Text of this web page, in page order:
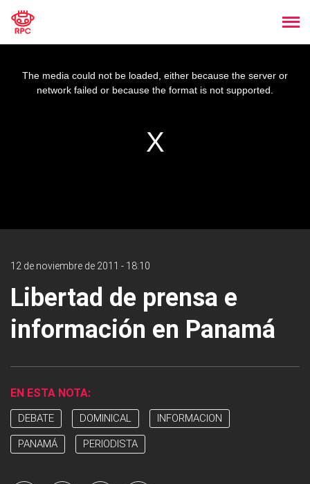
The media could not be loaded, either because the server or
network failed or because the format is not supported.
12 de noviembre de 2011 - 18:10
Libertad de prensa e
información en Panamá
EN ESTA NOTA:
DEBATE DOMINICAL INFORMACION
PANAMÁ PERIODISTA